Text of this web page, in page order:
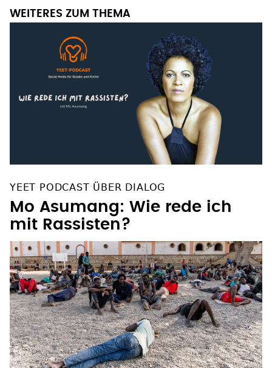
WEITERES ZUM THEMA
YEET PODCAST ÜBER DIALOG
Mo Asumang: Wie rede ich
mit Rassisten?